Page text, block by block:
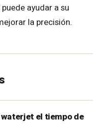
ayudar a su
la precisión.
el tiempo de